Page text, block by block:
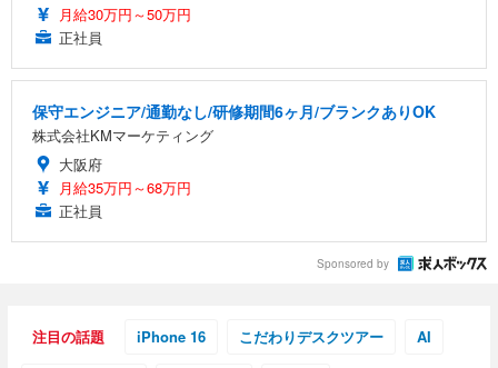
月給30万円～50万円
正社員
保守エンジニア/通勤なし/研修期間6ヶ月/ブランクありOK
株式会社KMマーケティング
大阪府
月給35万円～68万円
正社員
Sponsored by
注目の話題 iPhone 16 こだわりデスクツアー AI